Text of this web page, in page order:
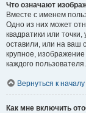
Что означают
Вместе с именем
Одно из них может
квадратики или
оставили, или на ваш
крупное,
каждого пользователя.
Вернуться к началу
Как мне включить